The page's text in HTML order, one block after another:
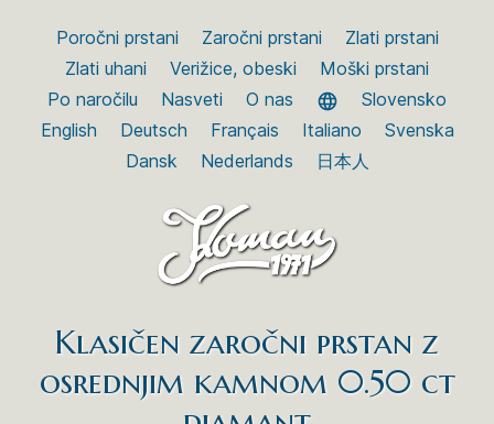
Poročni prstani Zaročni prstani
Zlati prstani
Zlati uhani
Verižice, obeski
Moški prstani
Po naročilu
Nasveti O nas
Slovensko
English
Deutsch Français Italiano
Svenska
Dansk
Nederlands 日本人
Klasičen zaročni prstan z
osrednjim kamnom 0.50 ct